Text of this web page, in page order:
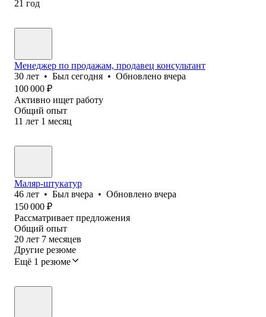
21 год
Менеджер по продажам, продавец консультант
30 лет • Был сегодня • Обновлено вчера
100 000 ₽
Активно ищет работу
Общий опыт
11 лет 1 месяц
Маляр-штукатур
46 лет • Был вчера • Обновлено вчера
150 000 ₽
Рассматривает предложения
Общий опыт
20 лет 7 месяцев
Другие резюме
Ещё 1 резюме